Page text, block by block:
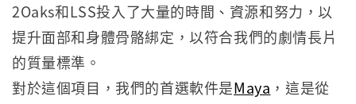
2Oaks和LSS投入了大量的時間、資源和努力，以
提升面部和身體骨骼綁定，以符合我們的劇情長片
的質量標準。
對於這個項目，我們的首選軟件是Maya ，這是從